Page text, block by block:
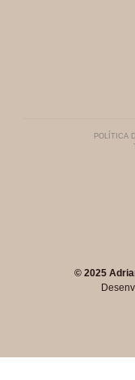
POLÍTICA
© 2025